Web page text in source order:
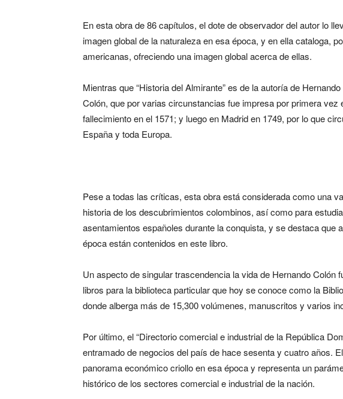
En esta obra de 86 capítulos, el dote de observador del autor lo
imagen global de la naturaleza en esa época, y en ella cataloga,
americanas, ofreciendo una imagen global acerca de ellas.
Mientras que “Historia del Almirante” es de la autoría de
Colón, que por varias circunstancias fue impresa por primera vez
fallecimiento en el 1571; y luego en Madrid en 1749, por lo que
España y toda Europa.
Pese a todas las críticas, esta obra está considerada como una
historia de los descubrimientos colombinos, así como para
asentamientos españoles durante la conquista, y se destaca que
época están contenidos en este libro.
Un aspecto de singular trascendencia la vida de Hernando Colón
libros para la biblioteca particular que hoy se conoce como la
donde alberga más de 15,300 volúmenes, manuscritos y varios
Por último, el “Directorio comercial e industrial de la República
entramado de negocios del país de hace sesenta y cuatro años.
panorama económico criollo en esa época y representa un
histórico de los sectores comercial e industrial de la nación.